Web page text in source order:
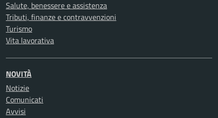
Salute, benessere e assistenza
Tributi, finanze e contravvenzioni
Turismo
Vita lavorativa
NOVITÀ
Notizie
Comunicati
Avvisi